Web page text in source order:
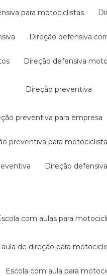
para motociclistas
direção defensiva
direção defensiva moto
direção preventiva
preventiva para empresa
preventiva para
direção
escola com aulas para
aula de direção para
escola com aula para